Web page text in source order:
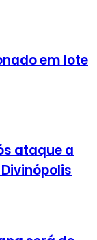
em lote
ataque a